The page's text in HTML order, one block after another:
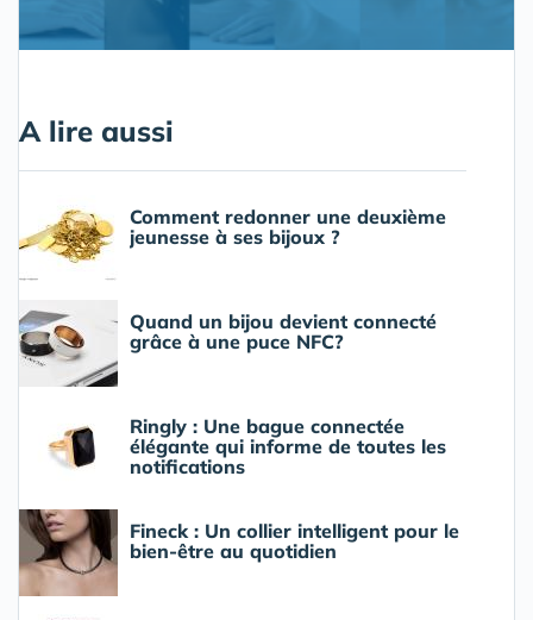
A lire aussi
Comment redonner une deuxième
jeunesse à ses bijoux ?
Quand un bijou devient connecté
grâce à une puce NFC?
Ringly : Une bague connectée
élégante qui informe de toutes les
notifications
Fineck : Un collier intelligent pour le
bien-être au quotidien